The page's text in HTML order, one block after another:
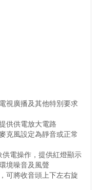
視廣播及其他特別要求
供供電放大電路
克風設定為靜音或正常
電操作，提供紅燈顯示
境噪音及風聲
可將收音頭上下左右旋